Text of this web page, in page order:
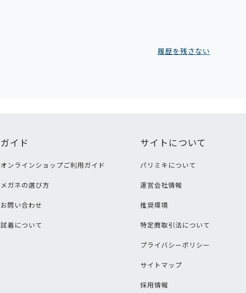
履歴を残さない
ガイド
オンラインショップご利用ガイド
メガネの選び方
お問い合わせ
試着について
サイトについて
パリミキについて
運営会社情報
推奨環境
特定商取引法について
プライバシーポリシー
サイトマップ
採用情報